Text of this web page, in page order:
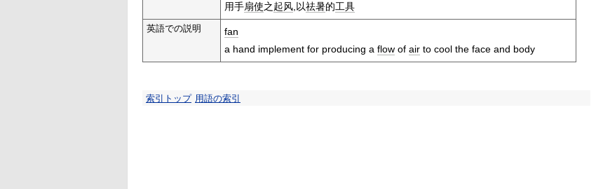
用手扇使之起风,以祛暑的工具
英語での説明
fan
a hand implement for producing a flow of air to cool the face and body
索引トップ 用語の索引